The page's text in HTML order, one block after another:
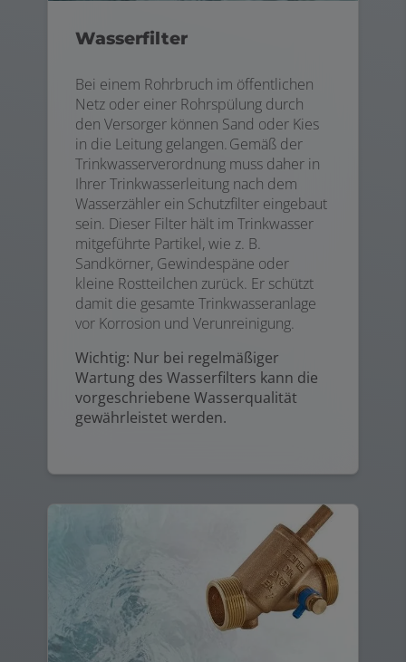
Wasserfilter
Bei einem Rohrbruch im öffentlichen
Netz oder einer Rohrspülung durch
den Versorger können Sand oder Kies
in die Leitung gelangen. Gemäß der
Trinkwasserverordnung muss daher in
Ihrer Trinkwasserleitung nach dem
Wasserzähler ein Schutzfilter eingebaut
sein. Dieser Filter hält im Trinkwasser
mitgeführte Partikel, wie z. B.
Sandkörner, Gewindespäne oder
kleine Rostteilchen zurück. Er schützt
damit die gesamte Trinkwasseranlage
vor Korrosion und Verunreinigung.
Wichtig: Nur bei regelmäßiger
Wartung des Wasserfilters kann die
vorgeschriebene Wasserqualität
gewährleistet werden.